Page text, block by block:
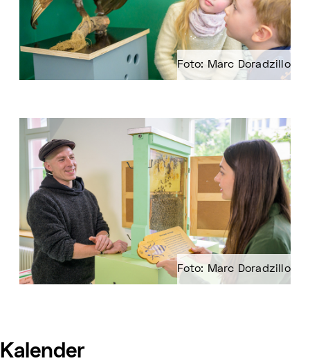
Foto: Marc Doradzillo
Foto: Marc Doradzillo
Kalender